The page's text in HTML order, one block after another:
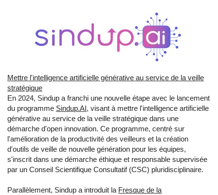
Mettre l'intelligence artificielle générative au service de la veille
stratégique
En 2024, Sindup a franchi une nouvelle étape avec le lancement
du programme Sindup.AI, visant à mettre l'intelligence artificielle
générative au service de la veille stratégique dans une
démarche d'open innovation. Ce programme, centré sur
l'amélioration de la productivité des veilleurs et la création
d'outils de veille de nouvelle génération pour les équipes,
s'inscrit dans une démarche éthique et responsable supervisée
par un Conseil Scientifique Consultatif (CSC) pluridisciplinaire.
Parallèlement, Sindup a introduit la Fresque de la